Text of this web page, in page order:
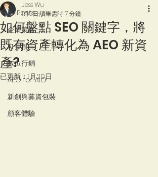
All Posts
企業策略
AI 賦能
數位行銷
AEO for AIO
新創與募資包裝
顧客體驗
如何盤點 SEO 關鍵字，將
既有資產轉化為 AEO 新資
產?
Jess Wu
1月9日 讀畢需時 7 分鐘
已更新：1月20日